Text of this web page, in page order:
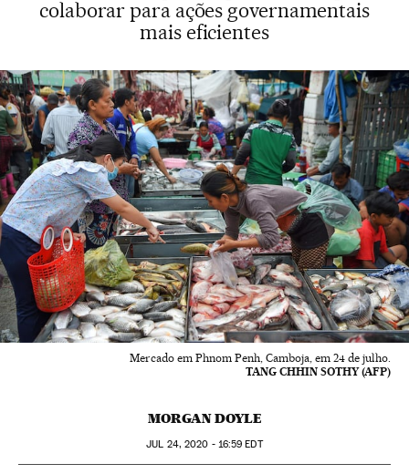
colaborar para ações governamentais
mais eficientes
Mercado em Phnom Penh, Camboja, em 24 de julho.
TANG CHHIN SOTHY (AFP)
MORGAN DOYLE
JUL 24, 2020 - 16:59 EDT